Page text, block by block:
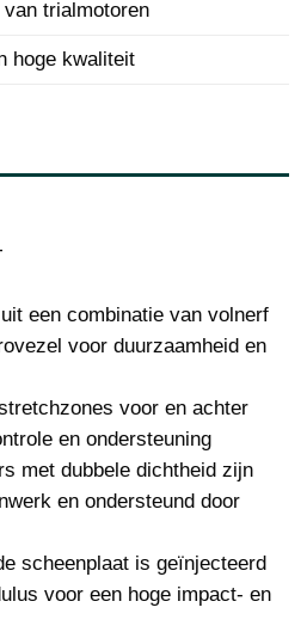
trialmotoren
hoge kwaliteit
een combinatie van volnerf
voor duurzaamheid en
voor en achter
en ondersteuning
met dubbele dichtheid zijn
en ondersteund door
scheenplaat is geïnjecteerd
voor een hoge impact- en